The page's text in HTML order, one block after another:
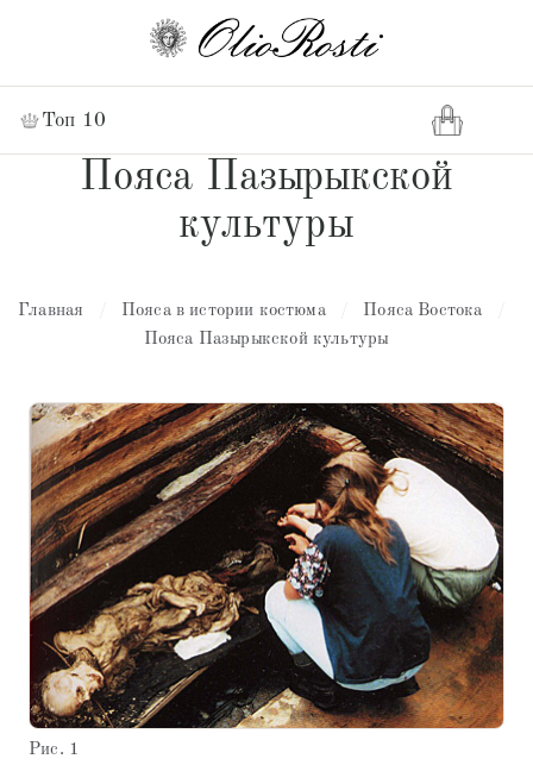
Топ 10
Пояса Пазырыкской
культуры
Главная Пояса в истории костюма Пояса Востока
Пояса Пазырыкской культуры
Рис. 1